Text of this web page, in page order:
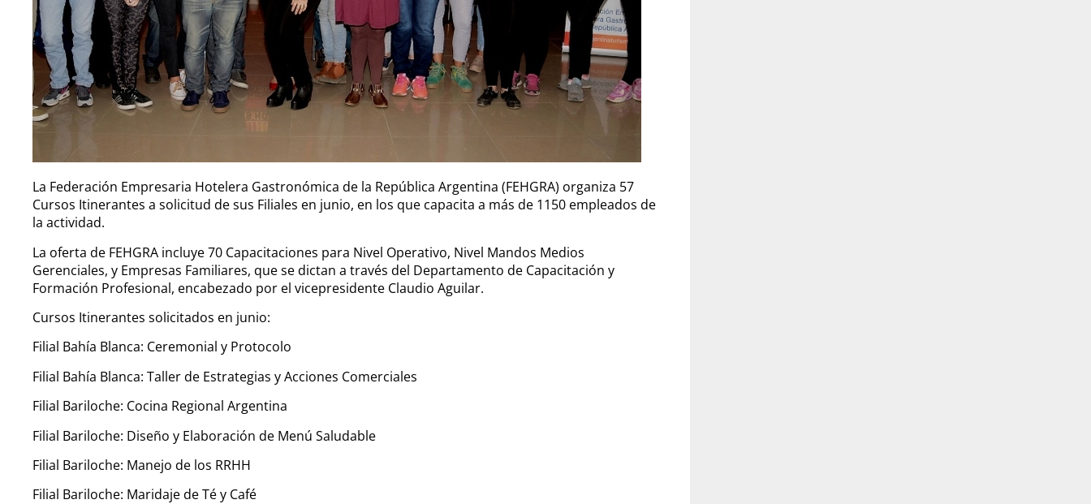
La Federación Empresaria Hotelera Gastronómica de la República Argentina (FEHGRA) organiza 57
Cursos Itinerantes a solicitud de sus Filiales en junio, en los que capacita a más de 1150 empleados de
la actividad.
La oferta de FEHGRA incluye 70 Capacitaciones para Nivel Operativo, Nivel Mandos Medios
Gerenciales, y Empresas Familiares, que se dictan a través del Departamento de Capacitación y
Formación Profesional, encabezado por el vicepresidente Claudio Aguilar.
Cursos Itinerantes solicitados en junio:
Filial Bahía Blanca: Ceremonial y Protocolo
Filial Bahía Blanca: Taller de Estrategias y Acciones Comerciales
Filial Bariloche: Cocina Regional Argentina
Filial Bariloche: Diseño y Elaboración de Menú Saludable
Filial Bariloche: Manejo de los RRHH
Filial Bariloche: Maridaje de Té y Café